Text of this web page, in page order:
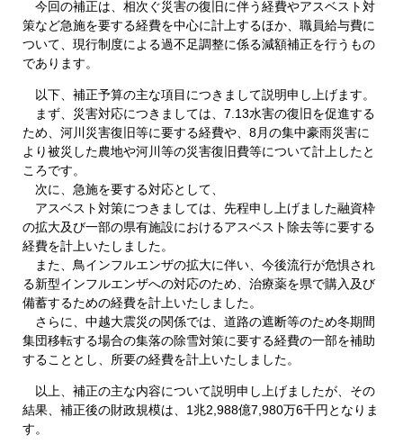
今回の補正は、相次ぐ災害の復旧に伴う経費やアスベスト対
策など急施を要する経費を中心に計上するほか、職員給与費に
ついて、現行制度による過不足調整に係る減額補正を行うもの
であります。
以下、補正予算の主な項目につきまして説明申し上げます。
まず、災害対応につきましては、7.13水害の復旧を促進する
ため、河川災害復旧等に要する経費や、8月の集中豪雨災害に
より被災した農地や河川等の災害復旧費等について計上したと
ころです。
次に、急施を要する対応として、
アスベスト対策につきましては、先程申し上げました融資枠
の拡大及び一部の県有施設におけるアスベスト除去等に要する
経費を計上いたしました。
また、鳥インフルエンザの拡大に伴い、今後流行が危惧され
る新型インフルエンザへの対応のため、治療薬を県で購入及び
備蓄するための経費を計上いたしました。
さらに、中越大震災の関係では、道路の遮断等のため冬期間
集団移転する場合の集落の除雪対策に要する経費の一部を補助
することとし、所要の経費を計上いたしました。
以上、補正の主な内容について説明申し上げましたが、その
結果、補正後の財政規模は、1兆2,988億7,980万6千円となりま
す。